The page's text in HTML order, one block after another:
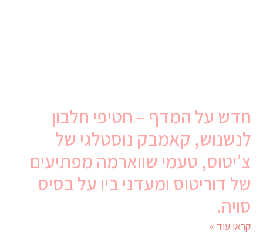
חדש על המדף – חטיפי חלבון
לנשנוש, קאמבק נוסטלגי של
צ’יטוס, טעמי שווארמה מפתיעים
של דוריטוס ומעדני ביו על בסיס
סויה.
קראו עוד »